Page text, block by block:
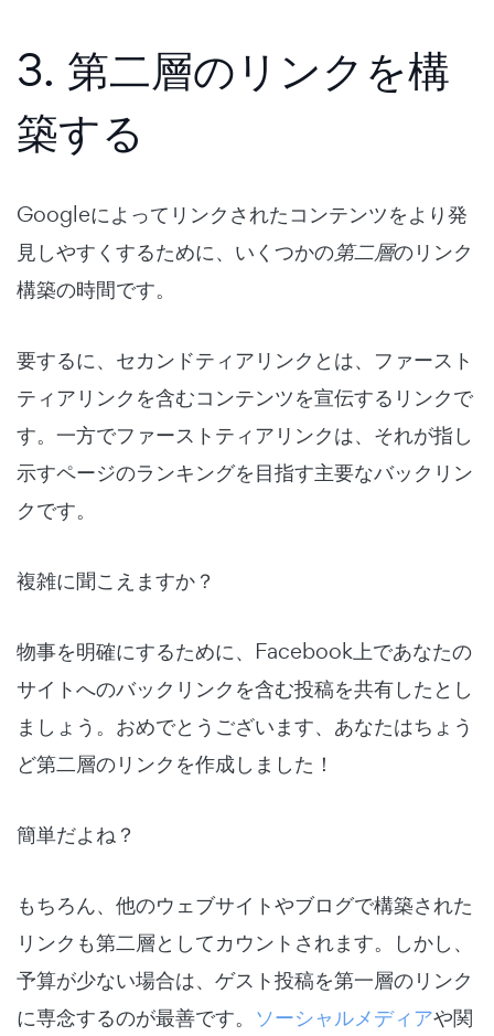
3. 第二層のリンクを構
築する
Googleによってリンクされたコンテンツをより発
見しやすくするために、いくつかの第二層のリンク
構築の時間です。
要するに、セカンドティアリンクとは、ファースト
ティアリンクを含むコンテンツを宣伝するリンクで
す。一方でファーストティアリンクは、それが指し
示すページのランキングを目指す主要なバックリン
クです。
複雑に聞こえますか？
物事を明確にするために、Facebook上であなたの
サイトへのバックリンクを含む投稿を共有したとし
ましょう。おめでとうございます、あなたはちょう
ど第二層のリンクを作成しました！
簡単だよね？
もちろん、他のウェブサイトやブログで構築された
リンクも第二層としてカウントされます。しかし、
予算が少ない場合は、ゲスト投稿を第一層のリンク
に専念するのが最善です。 ソーシャルメディアや関